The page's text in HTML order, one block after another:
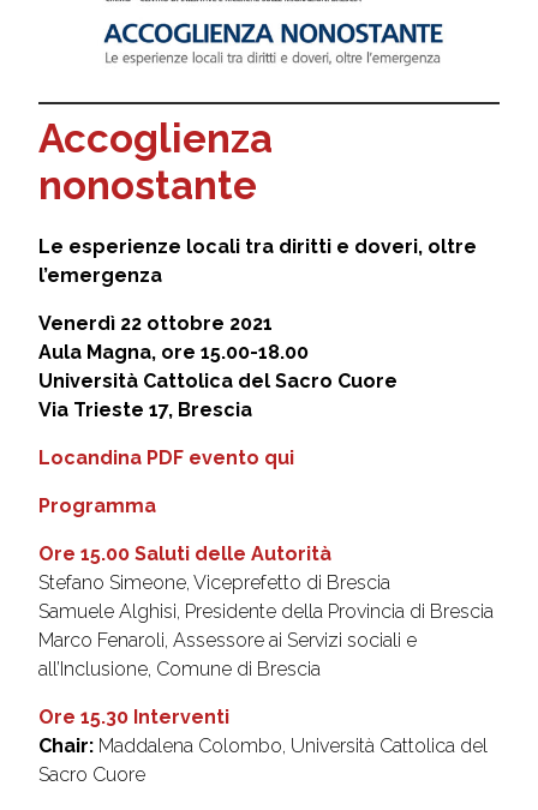
Accoglienza
nonostante
Le esperienze locali tra diritti e doveri, oltre
l’emergenza
Venerdì 22 ottobre 2021
Aula Magna, ore 15.00-18.00
Università Cattolica del Sacro Cuore
Via Trieste 17, Brescia
Locandina PDF evento qui
Programma
Ore 15.00 Saluti delle Autorità
Stefano Simeone, Viceprefetto di Brescia
Samuele Alghisi, Presidente della Provincia di Brescia
Marco Fenaroli, Assessore ai Servizi sociali e
all’Inclusione, Comune di Brescia
Ore 15.30 Interventi
Chair: Maddalena Colombo, Università Cattolica del
Sacro Cuore